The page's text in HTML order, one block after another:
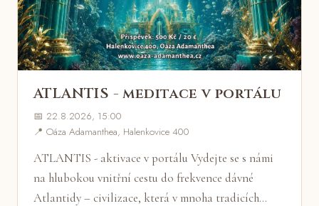
ATLANTIS - meditace v portálu
📅 22.8.2026, 15:00
📍 Oáza Adamanthea, Halenkovice 400
ATLANTIS - aktivace v portálu Vydejte se s námi
na hlubokou vnitřní cestu do frekvence dávné
Atlantidy – civilizace, která v mnoha tradicích…